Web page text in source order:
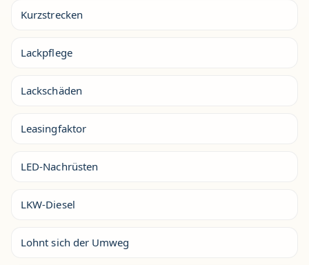
Kurzstrecken
Lackpflege
Lackschäden
Leasingfaktor
LED-Nachrüsten
LKW-Diesel
Lohnt sich der Umweg